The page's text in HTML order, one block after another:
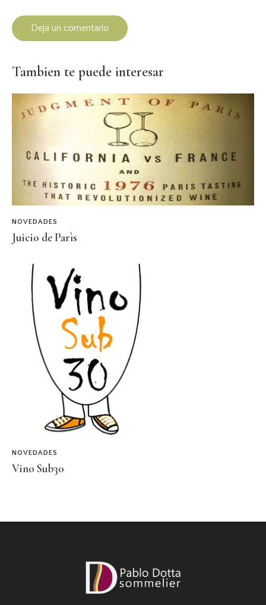
Tambien te puede interesar
NOVEDADES
Juicio de Parìs
NOVEDADES
Vino Sub30